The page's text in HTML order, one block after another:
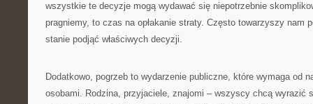
wszystkie te decyzje mogą wydawać się niepotrzebnie
pragniemy, to czas na opłakanie straty. Często towarzyszy nam
stanie podjąć właściwych decyzji.
Dodatkowo, pogrzeb to wydarzenie publiczne, które wymaga od
osobami. Rodzina, przyjaciele, znajomi – wszyscy chcą wyrazić